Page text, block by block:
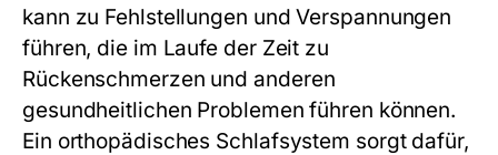
kann zu Fehlstellungen und Verspannungen
führen, die im Laufe der Zeit zu
Rückenschmerzen und anderen
gesundheitlichen Problemen führen können.
Ein orthopädisches Schlafsystem sorgt dafür,